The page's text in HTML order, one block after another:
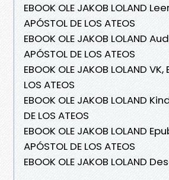
EBOOK OLE JAKOB LOLAND
APÓSTOL DE LOS ATEOS
EBOOK OLE JAKOB LOLAND
APÓSTOL DE LOS ATEOS
EBOOK OLE JAKOB LOLAND VK,
LOS ATEOS
EBOOK OLE JAKOB LOLAND
DE LOS ATEOS
EBOOK OLE JAKOB LOLAND
APÓSTOL DE LOS ATEOS
EBOOK OLE JAKOB LOLAND